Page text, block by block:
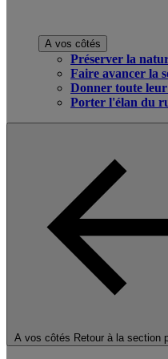
A vos côtés
Préserver la
Faire avancer la
Donner toute
Porter l'élan du
A vos côtés Retour à la section